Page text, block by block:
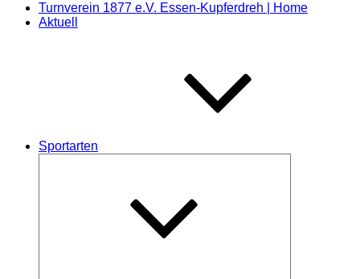
Turnverein 1877 e.V. Essen-Kupferdreh | Home
Aktuell
Sportarten